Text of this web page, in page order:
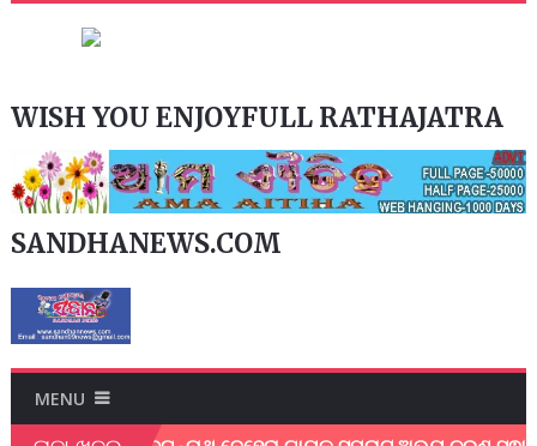
WISH YOU ENJOYFULL RATHAJATRA
SANDHANEWS.COM
MENU